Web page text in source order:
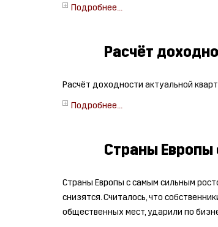
Подробнее...
Расчёт
Расчёт доходности актуальной
Подробнее...
Страны Европы
Страны Европы с самым сильным
снизятся. Считалось, что
общественных мест, ударили по